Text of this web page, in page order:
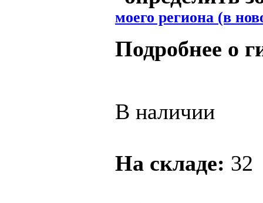
моего региона (в
Подробнее о
В наличии
На складе: 32